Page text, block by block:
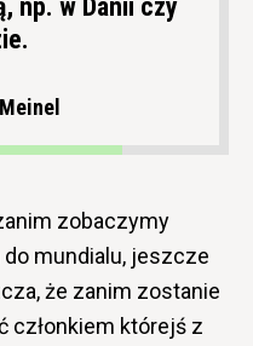
np. w Danii czy
zobaczymy
mundialu, jeszcze
że zanim zostanie
członkiem którejś z